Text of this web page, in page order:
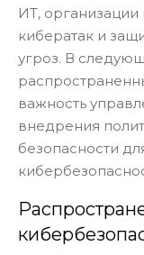
ИТ, организации
кибератак и
угроз. В
важность
внедрения
безопасности